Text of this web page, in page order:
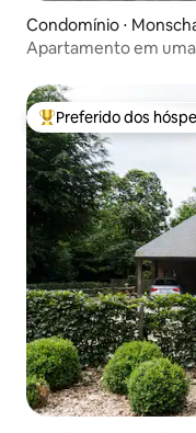
Condomínio ⋅
Apartamento em
Entre os melhores
Preferido dos